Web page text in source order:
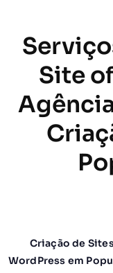
Site
Criação de
WordPress em